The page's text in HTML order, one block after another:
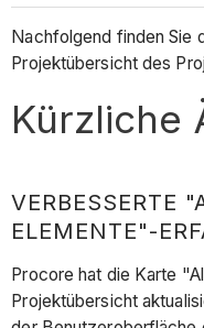
Nachfolgend finden Sie
Projektübersicht des
Kürzliche
VERBESSERTE
ELEMENTE"-
Procore hat die Karte
Projektübersicht